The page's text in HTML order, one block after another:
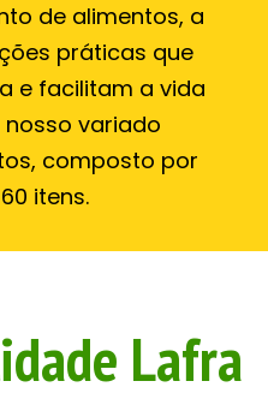
de alimentos, a
práticas que
e facilitam a vida
variado
composto por
itens.
Lafra